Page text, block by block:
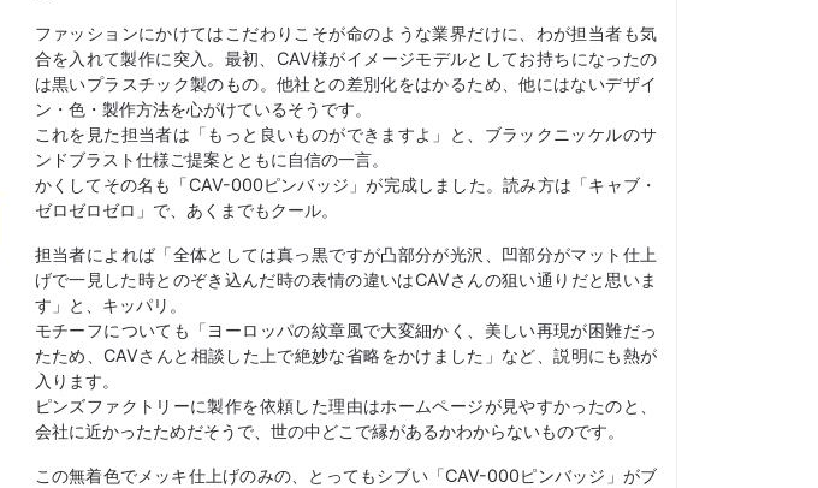
ファッションにかけてはこだわりこそが命のような業界だけに、わが担当者も気
合を入れて製作に突入。最初、CAV様がイメージモデルとしてお持ちになったの
は黒いプラスチック製のもの。他社との差別化をはかるため、他にはないデザイ
ン・色・製作方法を心がけているそうです。
これを見た担当者は「もっと良いものができますよ」と、ブラックニッケルのサ
ンドブラスト仕様ご提案とともに自信の一言。
かくしてその名も「CAV-000ピンバッジ」が完成しました。読み方は「キャブ・
ゼロゼロゼロ」で、あくまでもクール。
担当者によれば「全体としては真っ黒ですが凸部分が光沢、凹部分がマット仕上
げで一見した時とのぞき込んだ時の表情の違いはCAVさんの狙い通りだと思いま
す」と、キッパリ。
モチーフについても「ヨーロッパの紋章風で大変細かく、美しい再現が困難だっ
たため、CAVさんと相談した上で絶妙な省略をかけました」など、説明にも熱が
入ります。
ピンズファクトリーに製作を依頼した理由はホームページが見やすかったのと、
会社に近かったためだそうで、世の中どこで縁があるかわからないものです。
この無着色でメッキ仕上げのみの、とってもシブい「CAV-000ピンバッジ」がブ